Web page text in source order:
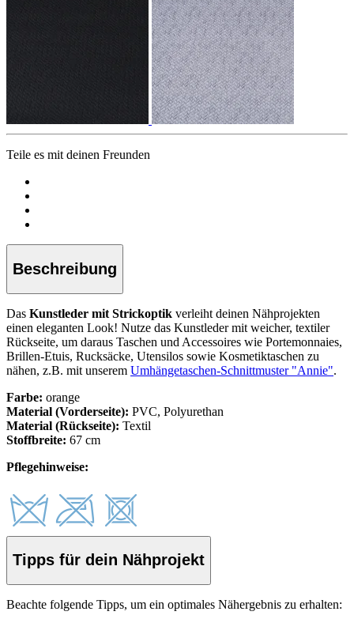
Teile es mit deinen Freunden
Beschreibung
Das Kunstleder mit Strickoptik verleiht deinen Nähprojekten
einen eleganten Look! Nutze das Kunstleder mit weicher, textiler
Rückseite, um daraus Taschen und Accessoires wie Portemonnaies,
Brillen-Etuis, Rucksäcke, Utensilos sowie Kosmetiktaschen zu
nähen, z.B. mit unserem Umhängetaschen-Schnittmuster "Annie".
Farbe: orange
Material (Vorderseite): PVC, Polyurethan
Material (Rückseite): Textil
Stoffbreite: 67 cm
Pflegehinweise:
Tipps für dein Nähprojekt
Beachte folgende Tipps, um ein optimales Nähergebnis zu erhalten: